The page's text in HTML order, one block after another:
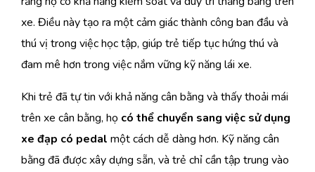
xe. Điều này tạo ra một cảm giác thành công ban đầu và
thú vị trong việc học tập, giúp trẻ tiếp tục hứng thú và
đam mê hơn trong việc nắm vững kỹ năng lái xe.
Khi trẻ đã tự tin với khả năng cân bằng và thấy thoải mái
trên xe cân bằng, họ có thể chuyển sang việc sử dụng
xe đạp có pedal một cách dễ dàng hơn. Kỹ năng cân
bằng đã được xây dựng sẵn, và trẻ chỉ cần tập trung vào